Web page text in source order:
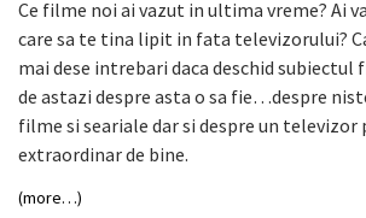
Ce filme noi ai vazut in ultima vreme? Ai
care sa te tina lipit in fata televizorului?
mai dese intrebari daca deschid subiectul
de astazi despre asta o sa fie…despre
filme si seariale dar si despre un televizor
extraordinar de bine.
(more…)